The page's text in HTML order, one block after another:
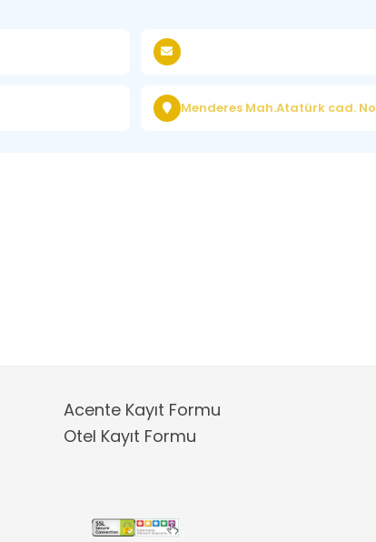
Menderes Mah.Atatürk cad.
Acente Kayıt Formu
Otel Kayıt Formu